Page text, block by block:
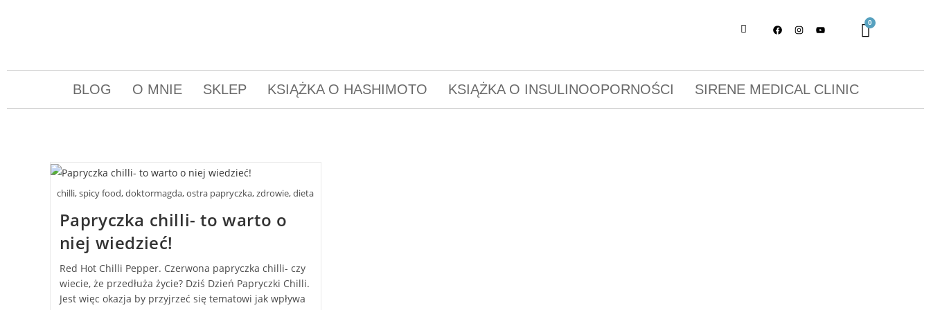
BLOG O MNIE SKLEP KSIĄŻKA O HASHIMOTO KSIĄŻKA O INSULINOOPORNOŚCI SIRENE MEDICAL CLINIC
chilli, spicy food, doktormagda, ostra papryczka, zdrowie, dieta
Papryczka chilli- to warto o
niej wiedzieć!
Red Hot Chilli Pepper. Czerwona papryczka chilli- czy
wiecie, że przedłuża życie? Dziś Dzień Papryczki Chilli.
Jest więc okazja by przyjrzeć się tematowi jak wpływa